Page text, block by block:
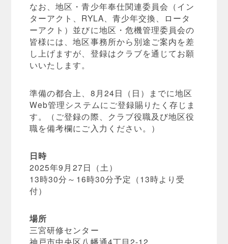
なお、地区・青少年奉仕関連委員会（イン
ターアクト、RYLA、青少年交換、ロータ
ーアクト）並びに地区・危機管理委員会の
皆様には、地区事務所から別途ご案内を差
し上げますが、登録はクラブを通じてお願
いいたします。
準備の都合上、8月24日（日）までに地区
Web管理システムにご登録賜りたく存じま
す。（ご登録の際、クラブ役職及び地区役
職を備考欄にご入力ください。）
日時
2025年9月27日（土）
13時30分～16時30分予定（13時より受
付）
場所
三宮研修センター
神戸市中央区八幡通4丁目2-12